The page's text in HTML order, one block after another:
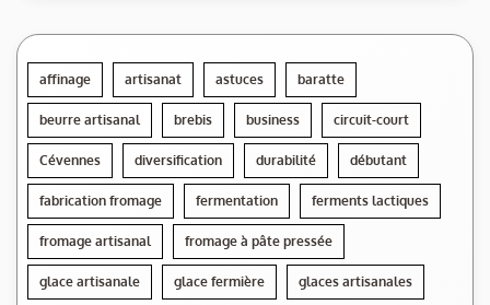
affinage artisanat astuces baratte
beurre artisanal brebis business circuit-court
Cévennes diversification durabilité débutant
fabrication fromage fermentation ferments lactiques
fromage artisanal fromage à pâte pressée
glace artisanale glace fermière glaces artisanales